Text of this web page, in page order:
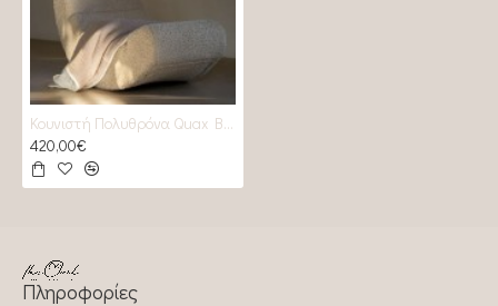
Κουνιστή Πολυθρόνα Quax Banana sheep
420,00€
Πληροφορίες